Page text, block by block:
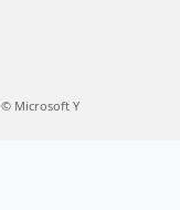
© Microsoft Y